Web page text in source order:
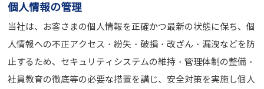
個人情報の管理
当社は、お客さまの個人情報を正確かつ最新の状態に保ち、個
人情報への不正アクセス・紛失・破損・改ざん・漏洩などを防
止するため、セキュリティシステムの維持・管理体制の整備・
社員教育の徹底等の必要な措置を講じ、安全対策を実施し個人